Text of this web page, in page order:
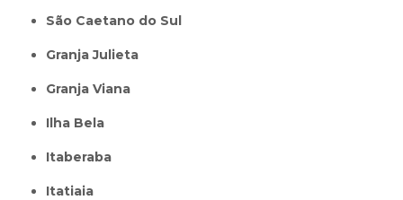
São Caetano do Sul
Granja Julieta
Granja Viana
Ilha Bela
Itaberaba
itatiaia